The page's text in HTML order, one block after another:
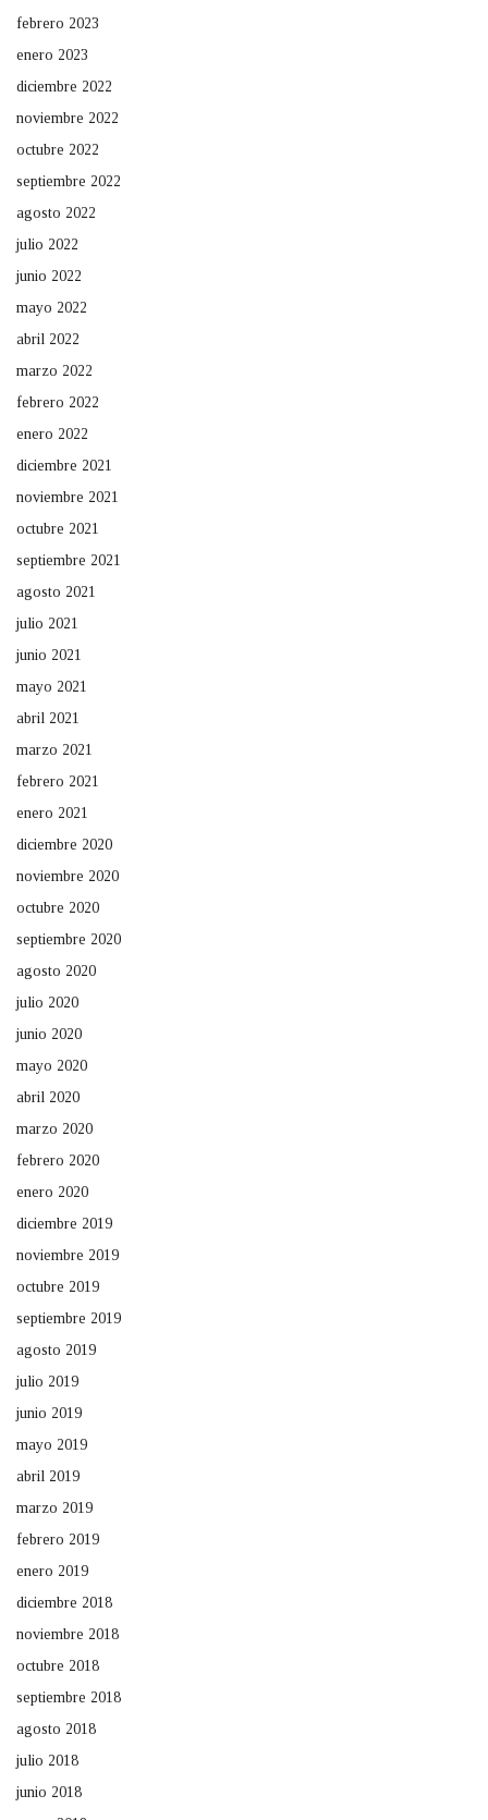
febrero 2023
enero 2023
diciembre 2022
noviembre 2022
octubre 2022
septiembre 2022
agosto 2022
julio 2022
junio 2022
mayo 2022
abril 2022
marzo 2022
febrero 2022
enero 2022
diciembre 2021
noviembre 2021
octubre 2021
septiembre 2021
agosto 2021
julio 2021
junio 2021
mayo 2021
abril 2021
marzo 2021
febrero 2021
enero 2021
diciembre 2020
noviembre 2020
octubre 2020
septiembre 2020
agosto 2020
julio 2020
junio 2020
mayo 2020
abril 2020
marzo 2020
febrero 2020
enero 2020
diciembre 2019
noviembre 2019
octubre 2019
septiembre 2019
agosto 2019
julio 2019
junio 2019
mayo 2019
abril 2019
marzo 2019
febrero 2019
enero 2019
diciembre 2018
noviembre 2018
octubre 2018
septiembre 2018
agosto 2018
julio 2018
junio 2018